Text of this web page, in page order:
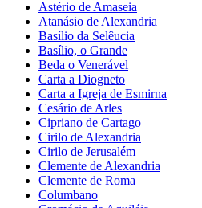
Astério de Amaseia
Atanásio de Alexandria
Basílio da Selêucia
Basílio, o Grande
Beda o Venerável
Carta a Diogneto
Carta a Igreja de Esmirna
Cesário de Arles
Cipriano de Cartago
Cirilo de Alexandria
Cirilo de Jerusalém
Clemente de Alexandria
Clemente de Roma
Columbano